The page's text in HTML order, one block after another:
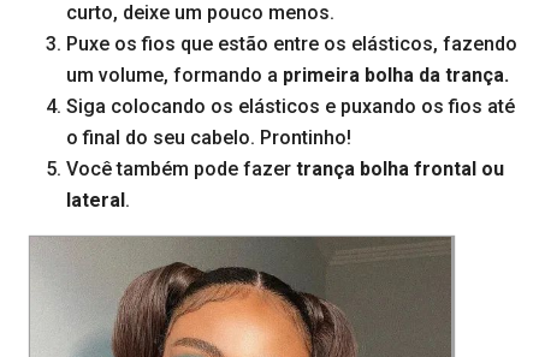
curto, deixe um pouco menos.
Puxe os fios que estão entre os elásticos, fazendo
um volume, formando a primeira bolha da trança.
Siga colocando os elásticos e puxando os fios até
o final do seu cabelo. Prontinho!
Você também pode fazer trança bolha frontal ou
lateral .